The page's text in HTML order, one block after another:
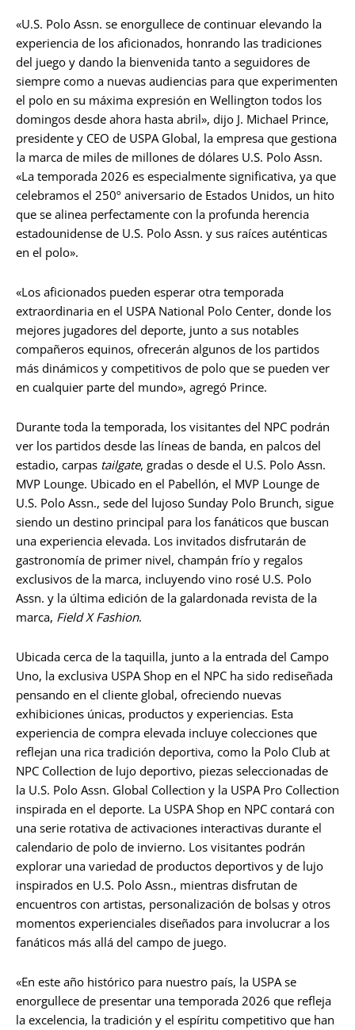
«U.S. Polo Assn. se enorgullece de continuar elevando la
experiencia de los aficionados, honrando las tradiciones
del juego y dando la bienvenida tanto a seguidores de
siempre como a nuevas audiencias para que experimenten
el polo en su máxima expresión en Wellington todos los
domingos desde ahora hasta abril», dijo J. Michael Prince,
presidente y CEO de USPA Global, la empresa que gestiona
la marca de miles de millones de dólares U.S. Polo Assn.
«La temporada 2026 es especialmente significativa, ya que
celebramos el 250º aniversario de Estados Unidos, un hito
que se alinea perfectamente con la profunda herencia
estadounidense de U.S. Polo Assn. y sus raíces auténticas
en el polo».
«Los aficionados pueden esperar otra temporada
extraordinaria en el USPA National Polo Center, donde los
mejores jugadores del deporte, junto a sus notables
compañeros equinos, ofrecerán algunos de los partidos
más dinámicos y competitivos de polo que se pueden ver
en cualquier parte del mundo», agregó Prince.
Durante toda la temporada, los visitantes del NPC podrán
ver los partidos desde las líneas de banda, en palcos del
estadio, carpas tailgate, gradas o desde el U.S. Polo Assn.
MVP Lounge. Ubicado en el Pabellón, el MVP Lounge de
U.S. Polo Assn., sede del lujoso Sunday Polo Brunch, sigue
siendo un destino principal para los fanáticos que buscan
una experiencia elevada. Los invitados disfrutarán de
gastronomía de primer nivel, champán frío y regalos
exclusivos de la marca, incluyendo vino rosé U.S. Polo
Assn. y la última edición de la galardonada revista de la
marca, Field X Fashion.
Ubicada cerca de la taquilla, junto a la entrada del Campo
Uno, la exclusiva USPA Shop en el NPC ha sido rediseñada
pensando en el cliente global, ofreciendo nuevas
exhibiciones únicas, productos y experiencias. Esta
experiencia de compra elevada incluye colecciones que
reflejan una rica tradición deportiva, como la Polo Club at
NPC Collection de lujo deportivo, piezas seleccionadas de
la U.S. Polo Assn. Global Collection y la USPA Pro Collection
inspirada en el deporte. La USPA Shop en NPC contará con
una serie rotativa de activaciones interactivas durante el
calendario de polo de invierno. Los visitantes podrán
explorar una variedad de productos deportivos y de lujo
inspirados en U.S. Polo Assn., mientras disfrutan de
encuentros con artistas, personalización de bolsas y otros
momentos experienciales diseñados para involucrar a los
fanáticos más allá del campo de juego.
«En este año histórico para nuestro país, la USPA se
enorgullece de presentar una temporada 2026 que refleja
la excelencia, la tradición y el espíritu competitivo que han